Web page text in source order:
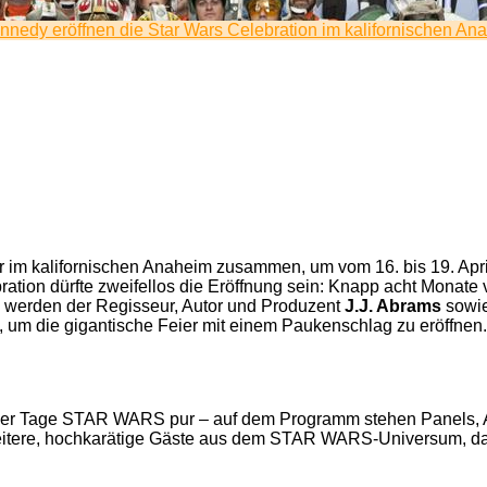
eröffnen die Star Wars Celebration im kalifornischen
kalifornischen Anaheim zusammen, um vom 16. bis 19.
dürfte zweifellos die Eröffnung sein: Knapp acht
der Regisseur, Autor und ProduzentJ.J. Abrams
die gigantische Feier mit einem Paukenschlag zu eröffnen.
Tage STAR WARS pur – auf dem Programm stehen
hochkarätige Gäste aus dem STAR WARS-Universum,